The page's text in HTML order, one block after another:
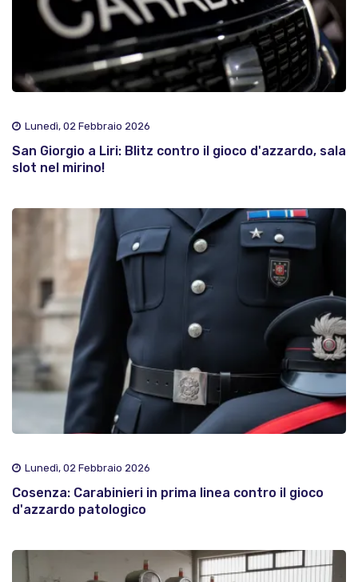
Lunedì, 02 Febbraio 2026
San Giorgio a Liri: Blitz contro il gioco d'azzardo, sala
slot nel mirino!
Lunedì, 02 Febbraio 2026
Cosenza: Carabinieri in prima linea contro il gioco
d'azzardo patologico